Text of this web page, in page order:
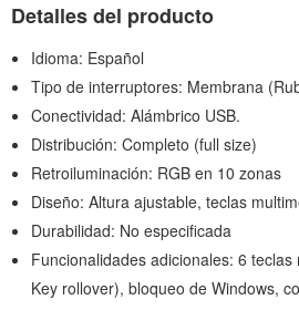
Detalles del producto
Idioma: Español
Tipo de interruptores: Membrana
Conectividad: Alámbrico USB.
Distribución: Completo (full size)
Retroiluminación: RGB en 10 zonas
Diseño: Altura ajustable, teclas
Durabilidad: No especificada
Funcionalidades adicionales: 6
Key rollover), bloqueo de Windows,